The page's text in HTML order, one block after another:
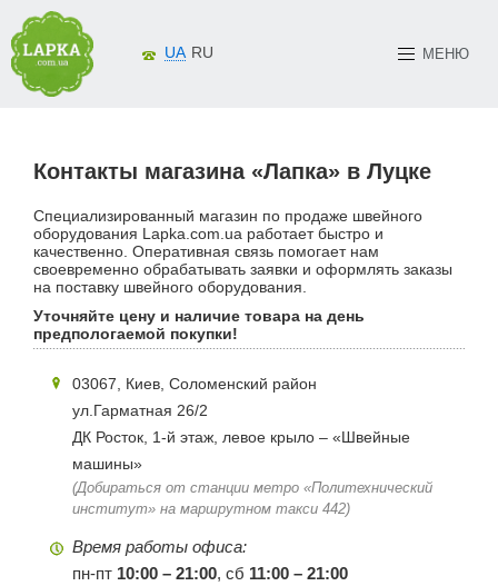
МЕНЮ
UA RU
Контакты магазина «Лапка» в Луцке
Специализированный магазин по продаже швейного
оборудования Lapka.com.ua работает быстро и
качественно. Оперативная связь помогает нам
своевременно обрабатывать заявки и оформлять заказы
на поставку швейного оборудования.
Уточняйте цену и наличие товара на день
предпологаемой покупки!
03067, Киев, Соломенский район
ул.Гарматная 26/2
ДК Росток, 1-й этаж, левое крыло – «Швейные
машины»
(Добираться от станции метро «Политехнический
институт» на маршрутном такси 442)
Время работы офиса:
пн-пт 10:00 – 21:00, cб 11:00 – 21:00